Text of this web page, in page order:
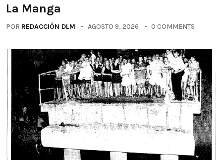
La Manga
POR REDACCIÓN DLM AGOSTO 9, 2026 0 COMMENTS